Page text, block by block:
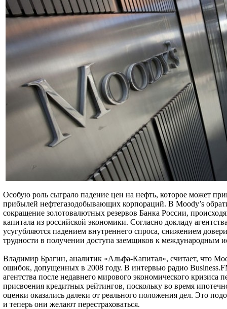
Особую роль сыграло падение цен на нефть, которое может
прибылей нефтегазодобывающих корпораций. В Moody’s
сокращение золотовалютных резервов Банка России,
капитала из российской экономики. Согласно докладу
усугубляются падением внутреннего спроса, снижением
трудности в получении доступа заемщиков к международным
Владимир Брагин, аналитик «Альфа-Капитал», считает, что
ошибок, допущенных в 2008 году. В интервью радио
агентства после недавнего мирового экономического кризиса
присвоения кредитных рейтингов, поскольку во время
оценки оказались далеки от реального положения дел. Это
и теперь они желают перестраховаться.